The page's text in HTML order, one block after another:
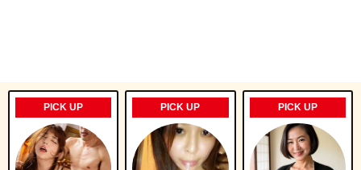
PICK UP PICK UP PICK UP